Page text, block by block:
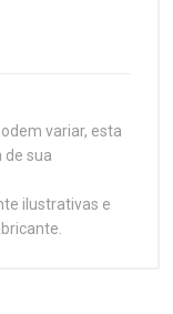
variar, esta
de sua
ilustrativas e